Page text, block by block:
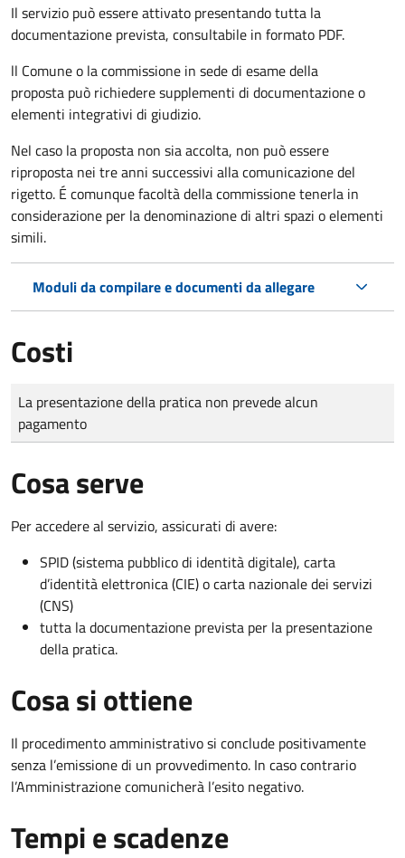
Il servizio può essere attivato presentando tutta la
documentazione prevista, consultabile in formato PDF.
ll Comune o la commissione in sede di esame della
proposta può richiedere supplementi di documentazione o
elementi integrativi di giudizio.
Nel caso la proposta non sia accolta, non può essere
riproposta nei tre anni successivi alla comunicazione del
rigetto. É comunque facoltà della commissione tenerla in
considerazione per la denominazione di altri spazi o elementi
simili.
Moduli da compilare e documenti da allegare
Costi
Tipo di pagamento
Importo
La presentazione della pratica non prevede alcun
pagamento
Cosa serve
Per accedere al servizio, assicurati di avere:
SPID (sistema pubblico di identità digitale), carta
d’identità elettronica (CIE) o carta nazionale dei servizi
(CNS)
tutta la documentazione prevista per la presentazione
della pratica.
Cosa si ottiene
Il procedimento amministrativo si conclude positivamente
senza l’emissione di un provvedimento. In caso contrario
l’Amministrazione comunicherà l’esito negativo.
Tempi e scadenze